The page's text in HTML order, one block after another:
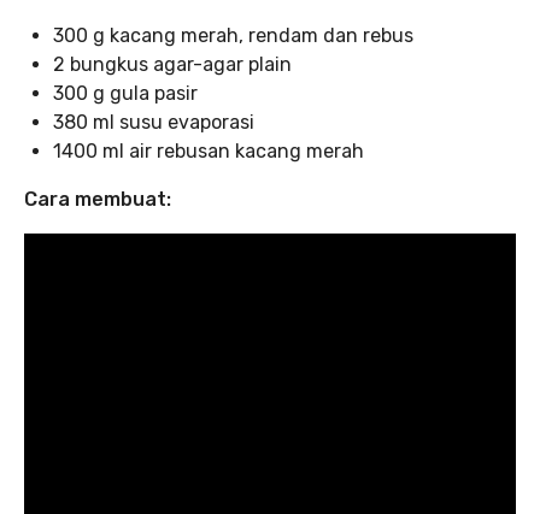
300 g kacang merah, rendam dan rebus
2 bungkus agar-agar plain
300 g gula pasir
380 ml susu evaporasi
1400 ml air rebusan kacang merah
Cara membuat: